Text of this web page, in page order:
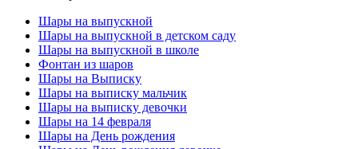
Шары на выпускной
Шары на выпускной в детском саду
Шары на выпускной в школе
Фонтан из шаров
Шары на Выписку
Шары на выписку мальчик
Шары на выписку девочки
Шары на 14 февраля
Шары на День рождения